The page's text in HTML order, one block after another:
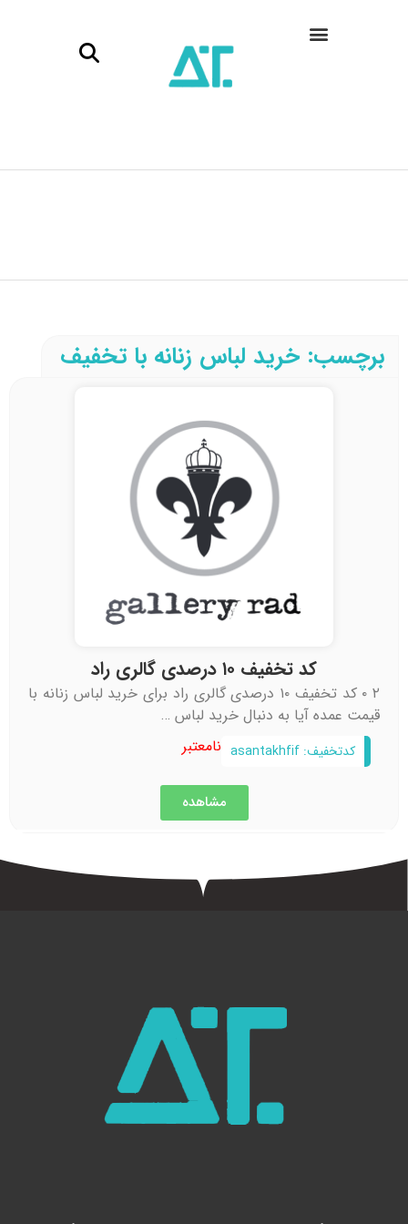
برچسب: خرید لباس زنانه با تخفیف
کد تخفیف ۱۰ درصدی گالری راد
۲ ۰ کد تخفیف ۱۰ درصدی گالری راد برای خرید لباس زنانه با
قیمت عمده آیا به دنبال خرید لباس …
کدتخفیف: asantakhfif نامعتبر
مشاهده